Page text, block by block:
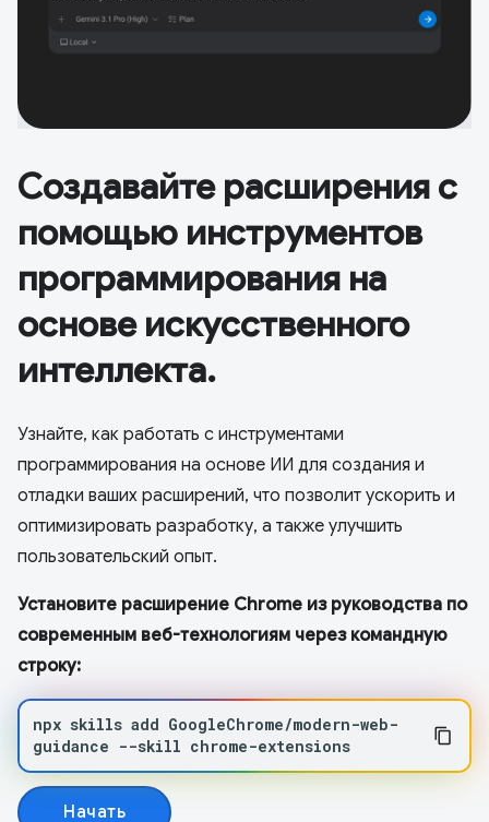
Создавайте расширения с
помощью инструментов
программирования на
основе искусственного
интеллекта.
Узнайте, как работать с инструментами
программирования на основе ИИ для создания и
отладки ваших расширений, что позволит ускорить и
оптимизировать разработку, а также улучшить
пользовательский опыт.
Установите расширение Chrome из руководства по
современным веб-технологиям через командную
строку:
npx skills add GoogleChrome/modern-web-
guidance --skill chrome-extensions
Начать